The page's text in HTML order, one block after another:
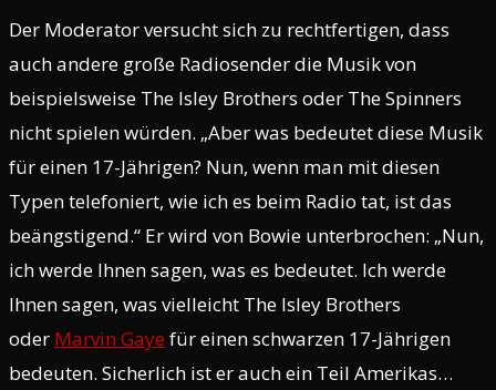
Der Moderator versucht sich zu rechtfertigen, dass
auch andere große Radiosender die Musik von
beispielsweise The Isley Brothers oder The Spinners
nicht spielen würden. „Aber was bedeutet diese Musik
für einen 17-Jährigen? Nun, wenn man mit diesen
Typen telefoniert, wie ich es beim Radio tat, ist das
beängstigend.“ Er wird von Bowie unterbrochen: „Nun,
ich werde Ihnen sagen, was es bedeutet. Ich werde
Ihnen sagen, was vielleicht The Isley Brothers
oder Marvin Gaye für einen schwarzen 17-Jährigen
bedeuten. Sicherlich ist er auch ein Teil Amerikas…